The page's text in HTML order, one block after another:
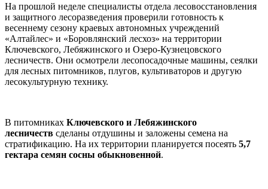
На прошлой неделе специалисты отдела лесовосстановления
и защитного лесоразведения проверили готовность к
весеннему сезону краевых автономных учреждений
«Алтайлес» и «Боровлянский лесхоз» на территории
Ключевского, Лебяжинского и Озеро-Кузнецовского
лесничеств. Они осмотрели лесопосадочные машины, сеялки
для лесных питомников, плугов, культиваторов и другую
лесокультурную технику.
В питомниках Ключевского и Лебяжинского
лесничеств сделаны отдушины и заложены семена на
стратификацию. На их территории планируется посеять 5,7
гектара семян сосны обыкновенной.